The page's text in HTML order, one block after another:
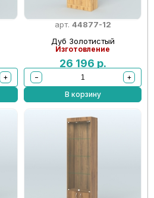
+
арт. 44877-12
Дуб Золотистый
Изготовление
26 196 р.
−
+
В корзину